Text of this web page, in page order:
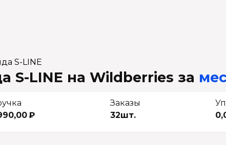
S-LINE
S-LINE на Wildberries за
₽
Заказы
32шт.